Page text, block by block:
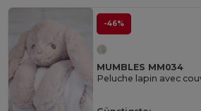
-46%
MUMBLES MM034
Peluche lapin avec